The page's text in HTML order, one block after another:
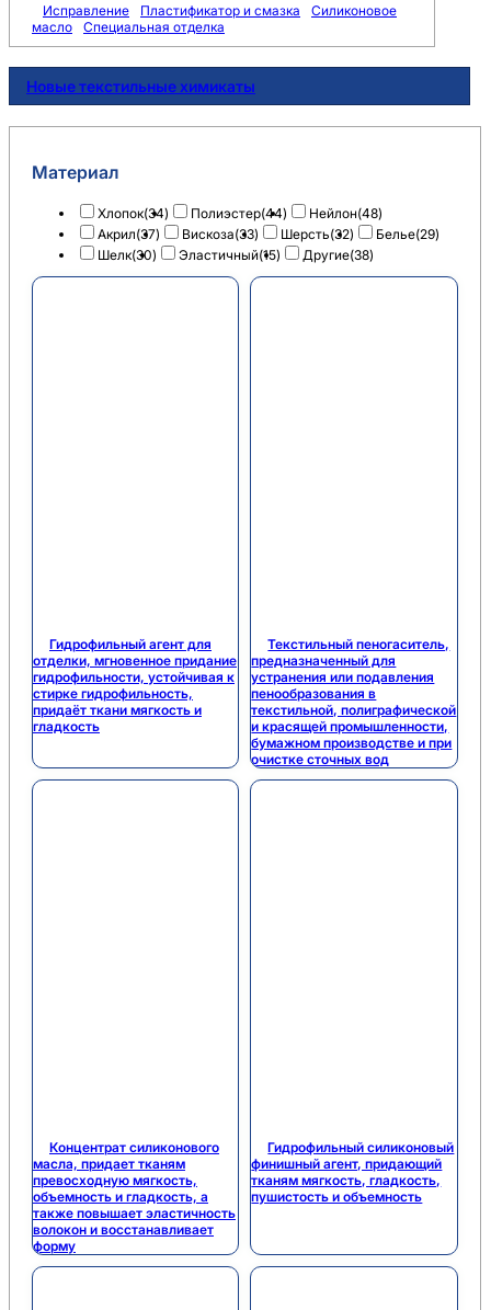
Исправление Пластификатор и смазка
Силиконовое
масло
Специальная отделка
Новые текстильные химикаты
Материал
Хлопок(34) Полиэстер(44) Нейлон(48)
Акрил(37) Вискоза(33) Шерсть(32) Белье(29)
Шелк(30) Эластичный(15) Другие(38)
Гидрофильный агент для
отделки, мгновенное придание
гидрофильности, устойчивая к
стирке гидрофильность,
придаёт ткани мягкость и
гладкость
Текстильный пеногаситель,
предназначенный для
устранения или подавления
пенообразования в
текстильной, полиграфической
и красящей промышленности,
бумажном производстве и при
очистке сточных вод
Концентрат силиконового
масла, придает тканям
превосходную мягкость,
объемность и гладкость, а
также повышает эластичность
волокон и восстанавливает
форму
Гидрофильный силиконовый
финишный агент, придающий
тканям мягкость, гладкость,
пушистость и объемность